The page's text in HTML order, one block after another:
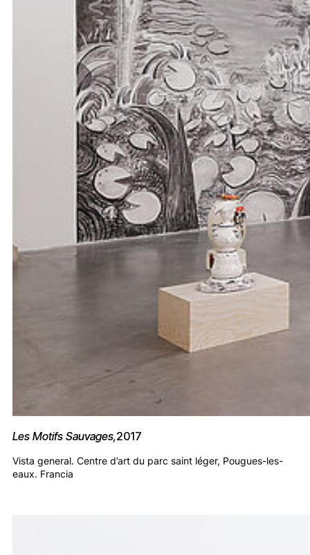
Les Motifs Sauvages,2017
Vista general. Centre d’art du parc saint léger, Pougues-les-
eaux. Francia